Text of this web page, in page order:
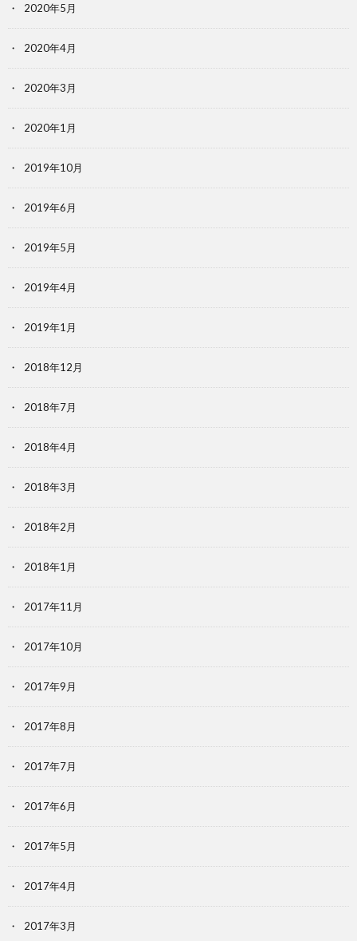
2020年5月
2020年4月
2020年3月
2020年1月
2019年10月
2019年6月
2019年5月
2019年4月
2019年1月
2018年12月
2018年7月
2018年4月
2018年3月
2018年2月
2018年1月
2017年11月
2017年10月
2017年9月
2017年8月
2017年7月
2017年6月
2017年5月
2017年4月
2017年3月